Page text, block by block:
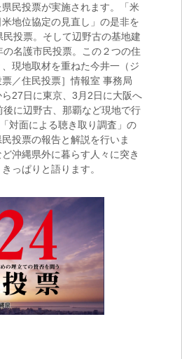
民投票が実施されます。「米
地位協定の見直し」の是非を
投票。そして辺野古の基地建
名護市民投票。この２つの住
現地取材を重ねた今井一（ジ
／住民投票］情報室 事務局
27日に東京、3月2日に大阪へ
に辺野古、那覇など現地で行
対面による聴き取り調査」の
投票の報告と解説を行いま
沖縄県外に暮らす人々に突き
っぱりと語ります。